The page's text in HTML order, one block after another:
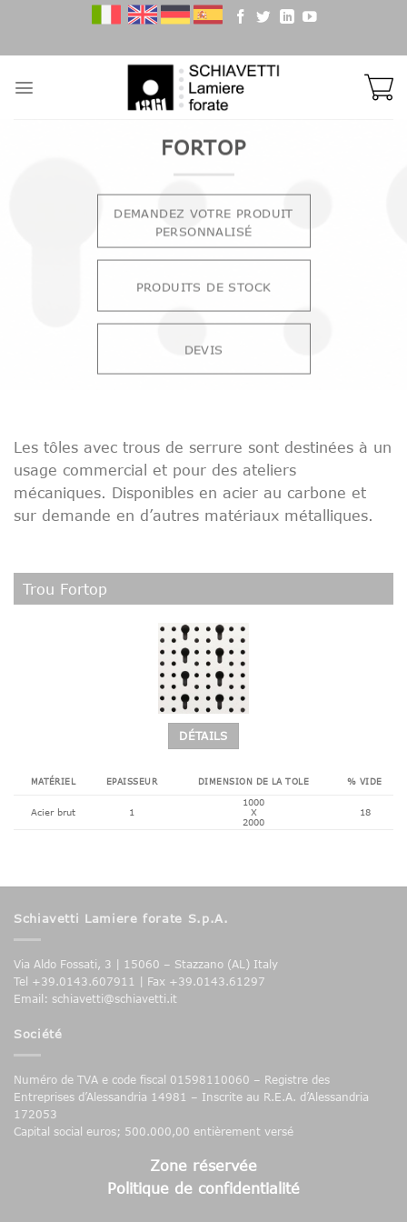
content
FORTOP
DEMANDEZ VOTRE PRODUIT
PERSONNALISÉ
PRODUITS DE STOCK
DEVIS
Les tôles avec trous de serrure sont destinées à un
usage commercial et pour des ateliers
mécaniques. Disponibles en acier au carbone et
sur demande en d’autres matériaux métalliques.
Trou Fortop
DÉTAILS
MATÉRIEL EPAISSEUR DIMENSION DE LA TOLE % VIDE
Acier brut 1
1000
X
2000
18
Schiavetti Lamiere forate S.p.A.
Via Aldo Fossati, 3 | 15060 – Stazzano (AL) Italy
Tel +39.0143.607911 | Fax +39.0143.61297
Email: schiavetti@schiavetti.it
Société
Numéro de TVA e code fiscal 01598110060 – Registre des
Entreprises d’Alessandria 14981 – Inscrite au R.E.A. d’Alessandria
172053
Capital social euros; 500.000,00 entièrement versé
Zone réservée
Politique de confidentialité